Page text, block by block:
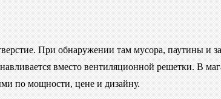
При обнаружении там мусора, паутины и
вместо вентиляционной решетки. В
по мощности, цене и дизайну.